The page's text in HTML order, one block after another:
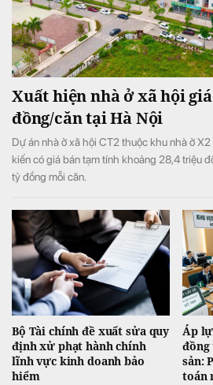
Xuất hiện nhà ở xã hội
đồng/căn tại Hà Nội
Dự án nhà ở xã hội CT2 thuộc khu nhà ở
kiến có giá bán tạm tính khoảng 28,4 triệu
tỷ đồng mỗi căn.
Bộ Tài chính đề xuất sửa quy
định xử phạt hành chính
lĩnh vực kinh doanh bảo
hiểm
Áp
sản:
toán